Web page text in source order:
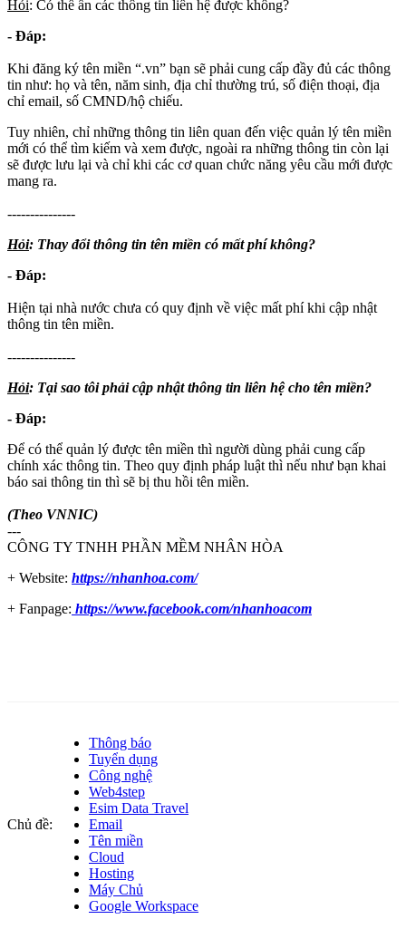
Hỏi: Có thể ẩn các thông tin liên hệ được không?
- Đáp:
Khi đăng ký tên miền “.vn” bạn sẽ phải cung cấp đầy đủ các thông
tin như: họ và tên, năm sinh, địa chỉ thường trú, số điện thoại, địa
chỉ email, số CMND/hộ chiếu.
Tuy nhiên, chỉ những thông tin liên quan đến việc quản lý tên miền
mới có thể tìm kiếm và xem được, ngoài ra những thông tin còn lại
sẽ được lưu lại và chỉ khi các cơ quan chức năng yêu cầu mới được
mang ra.
---------------
Hỏi: Thay đổi thông tin tên miền có mất phí không?
- Đáp:
Hiện tại nhà nước chưa có quy định về việc mất phí khi cập nhật
thông tin tên miền.
---------------
Hỏi: Tại sao tôi phải cập nhật thông tin liên hệ cho tên miền?
- Đáp:
Để có thể quản lý được tên miền thì người dùng phải cung cấp
chính xác thông tin. Theo quy định pháp luật thì nếu như bạn khai
báo sai thông tin thì sẽ bị thu hồi tên miền.
(Theo VNNIC)
---
CÔNG TY TNHH PHẦN MỀM NHÂN HÒA
+ Website: https://nhanhoa.com/
+ Fanpage: https://www.facebook.com/nhanhoacom
Chủ đề:
Thông báo
Tuyển dụng
Công nghệ
Web4step
Esim Data Travel
Email
Tên miền
Cloud
Hosting
Máy Chủ
Google Workspace